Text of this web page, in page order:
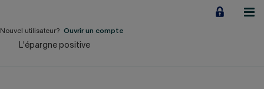
contenu
Nouvel utilisateur? Ouvrir un compte
L'épargne positive